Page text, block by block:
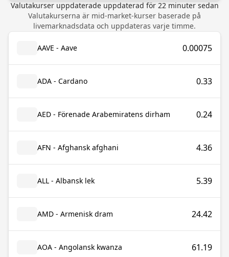
Valutakurser uppdaterade uppdaterad för 22minuter sedan
Valutakurserna är mid-market-kurser baserade på
livemarknadsdata och uppdateras varje timme.
AAVE - Aave 0.00075
ADA - Cardano 0.33
AED - Förenade Arabemiratens dirham 0.24
AFN - Afghansk afghani 4.36
ALL - Albansk lek 5.39
AMD - Armenisk dram 24.42
AOA - Angolansk kwanza 61.19